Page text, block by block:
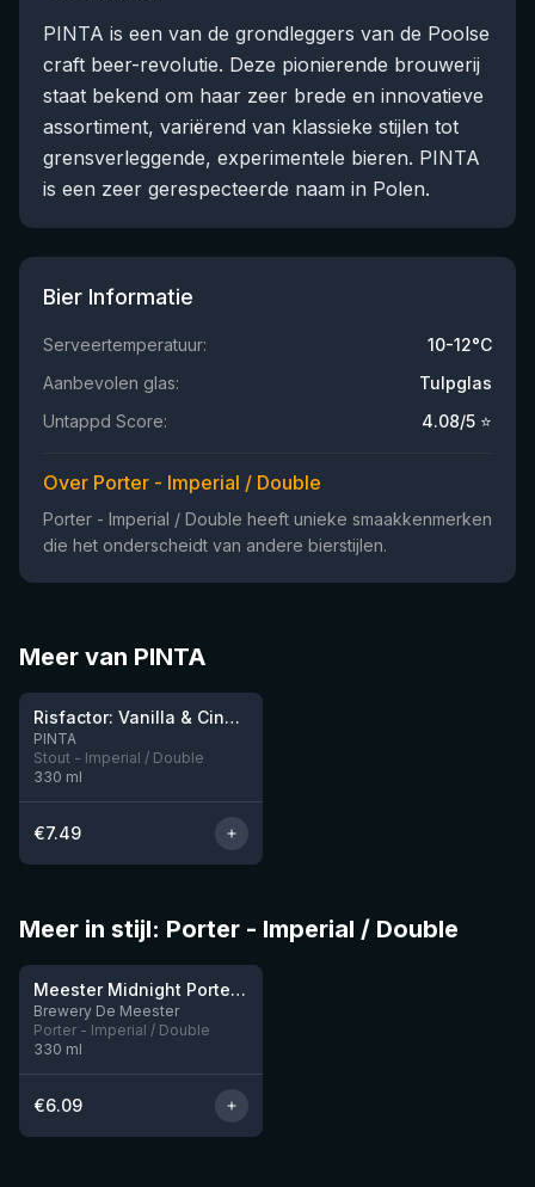
PINTA is een van de grondleggers van de Poolse
craft beer-revolutie. Deze pionierende brouwerij
staat bekend om haar zeer brede en innovatieve
assortiment, variërend van klassieke stijlen tot
grensverleggende, experimentele bieren. PINTA
is een zeer gerespecteerde naam in Polen.
Bier Informatie
Serveertemperatuur:
10-12°C
Aanbevolen glas:
Tulpglas
Untappd Score:
4.08/5 ⭐
Over Porter - Imperial / Double
Porter - Imperial / Double heeft unieke smaakkenmerken
die het onderscheidt van andere bierstijlen.
Meer van PINTA
Nog 2
★4.03
Risfactor: Vanilla & Cinnamon
PINTA
Stout - Imperial / Double
330 ml
€7.49
Meer in stijl: Porter - Imperial / Double
Meester Midnight Porter Double BA
Brewery De Meester
Porter - Imperial / Double
330 ml
€6.09